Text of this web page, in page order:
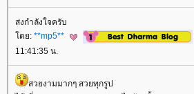
ส่งกำลังใจครับ
ดย: **mp5**
11:41:35 น.
สวยงามมากๆ สวยทุกรูป